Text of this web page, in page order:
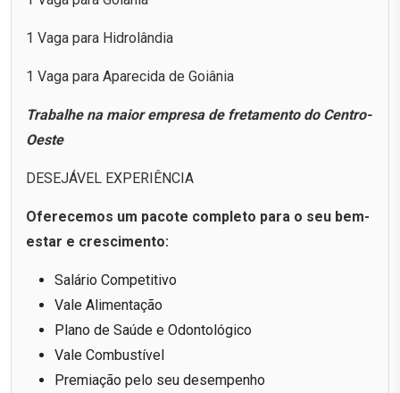
1 Vaga para Hidrolândia
1 Vaga para Aparecida de Goiânia
Trabalhe na maior empresa de fretamento do Centro-
Oeste
DESEJÁVEL EXPERIÊNCIA
Oferecemos um pacote completo para o seu bem-
estar e crescimento:
Salário Competitivo
Vale Alimentação
Plano de Saúde e Odontológico
Vale Combustível
Premiação pelo seu desempenho